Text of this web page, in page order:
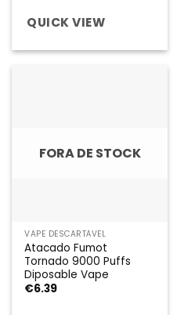
QUICK VIEW
FORA DE STOCK
VAPE DESCARTÁVEL
Atacado Fumot
Tornado 9000 Puffs
Diposable Vape
€6.39